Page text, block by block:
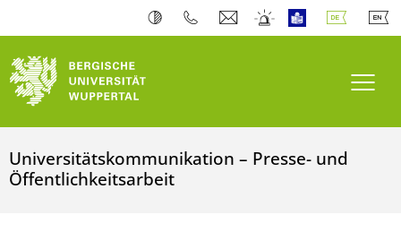
Universitätskommunikation – Presse- und
Öffentlichkeitsarbeit